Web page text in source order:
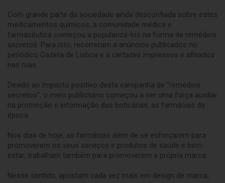
Com grande parte da sociedade ainda desconfiada sobre estes
medicamentos químicos, a comunidade médica e
farmacêutica começou a popularizá-los na forma de remédios
secretos. Para isto, recorreram a anúncios publicados no
periódico Gazeta de Lisboa e a cartazes impressos e afixados
nas ruas.
Devido ao impacto positivo desta campanha de “remédios
secretos”, o meio publicitário começou a ser uma força auxiliar
na promoção e informação das boticárias, as farmácias da
época.
Nos dias de hoje, as farmácias além de se esforçarem para
promoverem os seus serviços e produtos de saúde e bem-
estar, trabalham também para promoverem a própria marca.
Nesse sentido, apostam cada vez mais em design de marca,